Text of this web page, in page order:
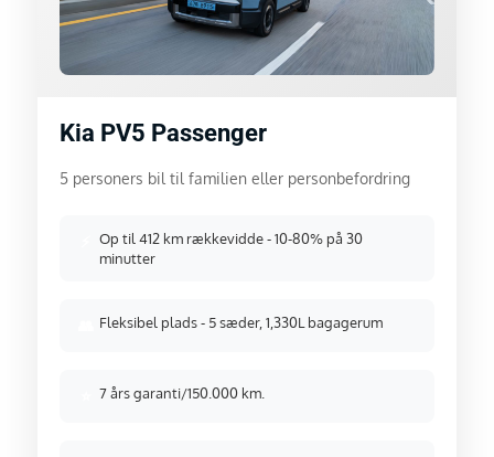
Kia PV5 Passenger
5 personers bil til familien eller personbefordring
Op til 412 km rækkevidde - 10-80% på 30
minutter
Fleksibel plads - 5 sæder, 1,330L bagagerum
7 års garanti/150.000 km.